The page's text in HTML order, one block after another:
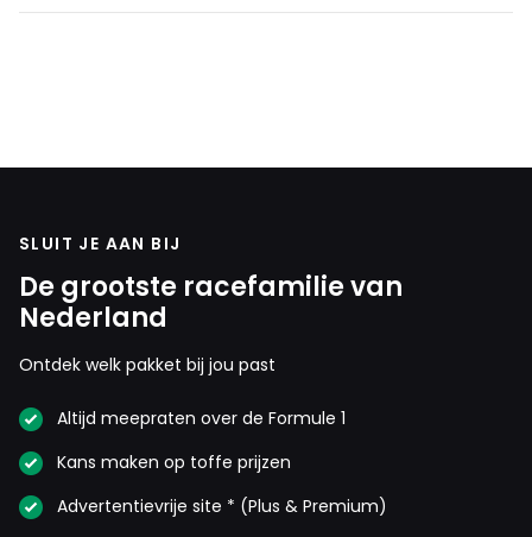
SLUIT JE AAN BIJ
De grootste racefamilie van
Nederland
Ontdek welk pakket bij jou past
Altijd meepraten over de Formule 1
Kans maken op toffe prijzen
Advertentievrije site * (Plus & Premium)